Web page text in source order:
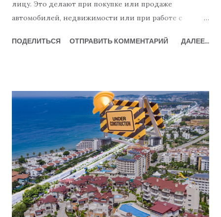
лицу. Это делают при покупке или продаже
автомобилей, недвижимости или при работе с
насчитывается почти десять государственных
делать и нужно ли это вообще? Итак, давайте начнем
с легкой части... Вот как это делается: Вам необходимо
обратиться в нотариальную контору, чтобы отозвать
доверенность. Это не обязательно должен быть
нотариус, у которого была выдана доверенность. Вам
следует иметь при себе удостоверение личности и
копию доверенности, которую вы хотите
аннулировать, или знать дату ее выдачи и
регистрационный номер. К сожалению, отзыв
ПОДЕЛИТЬСЯ ОТПРАВИТЬ КОММЕНТАРИЙ ДАЛЕЕ...